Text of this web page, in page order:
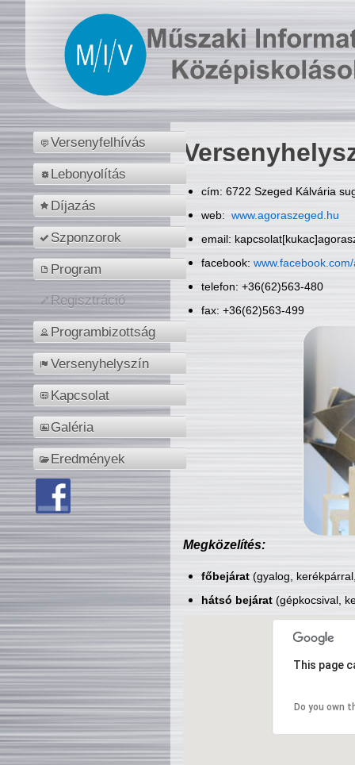
Versenyfelhívás
Lebonyolítás
Díjazás
Szponzorok
Program
Regisztráció
Programbizottság
Versenyhelyszín
Kapcsolat
Galéria
Eredmények
cím: 6722 Szeged Kálvária
web: www.agoraszeged.hu
email:
facebook:
telefon: +36(62)563-480
fax: +36(62)563-499
Megközelítés:
főbejárat(gyalog,
hátsó bejárat(gépkocsival,
This page
Do you own